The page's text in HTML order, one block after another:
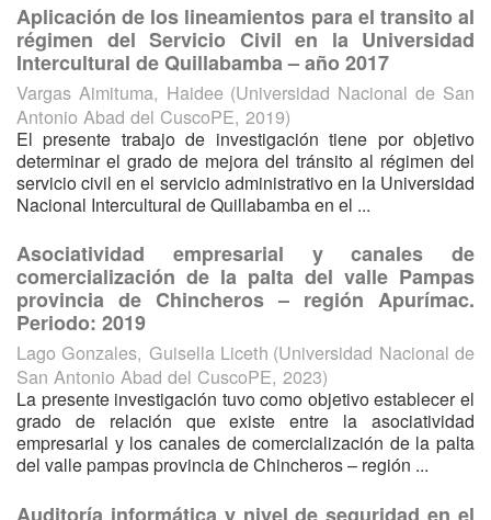
Aplicación de los lineamientos para el transito al
régimen del Servicio Civil en la Universidad
Intercultural de Quillabamba – año 2017
Vargas Aimituma, Haidee (Universidad Nacional de San
Antonio Abad del CuscoPE, 2019)
El presente trabajo de investigación tiene por objetivo
determinar el grado de mejora del tránsito al régimen del
servicio civil en el servicio administrativo en la Universidad
Nacional Intercultural de Quillabamba en el ...
Asociatividad empresarial y canales de
comercialización de la palta del valle Pampas
provincia de Chincheros – región Apurímac.
Periodo: 2019
Lago Gonzales, Guisella Liceth (Universidad Nacional de
San Antonio Abad del CuscoPE, 2023)
La presente investigación tuvo como objetivo establecer el
grado de relación que existe entre la asociatividad
empresarial y los canales de comercialización de la palta
del valle pampas provincia de Chincheros – región ...
Auditoría informática y nivel de seguridad en el